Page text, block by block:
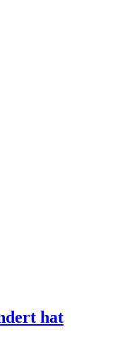
hat